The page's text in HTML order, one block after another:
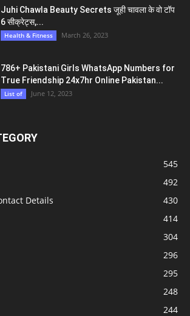
Juhi Chawla Beauty Secrets जूही चावला के वो टॉप
6 सीक्रेट्स,...
Health & Fitness March 26, 2023
786+ Pakistani Girls WhatsApp Numbers for
True Friendship 24x7hr Online Pakistan...
List of June 12, 2023
545
492
Details
430
414
304
296
295
248
244